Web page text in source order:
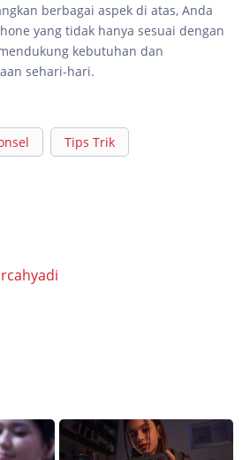
berbagai aspek di atas, Anda
yang tidak hanya sesuai dengan
kebutuhan dan
sehari-hari.
Tips Trik